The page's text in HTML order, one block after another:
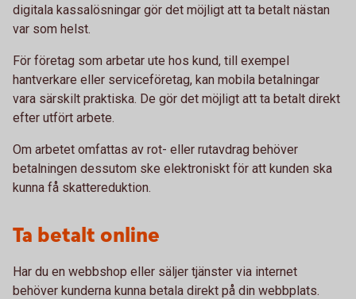
digitala kassalösningar gör det möjligt att ta betalt nästan
var som helst.
För företag som arbetar ute hos kund, till exempel
hantverkare eller serviceföretag, kan mobila betalningar
vara särskilt praktiska. De gör det möjligt att ta betalt direkt
efter utfört arbete.
Om arbetet omfattas av rot- eller rutavdrag behöver
betalningen dessutom ske elektroniskt för att kunden ska
kunna få skattereduktion.
Ta betalt online
Har du en webbshop eller säljer tjänster via internet
behöver kunderna kunna betala direkt på din webbplats.